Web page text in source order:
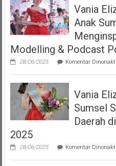
Vania
Anak
Modelling & Podcast
08/06/2025 Komentar
Vania
Sumsel
Daerah
2025
08/06/2025 Komentar